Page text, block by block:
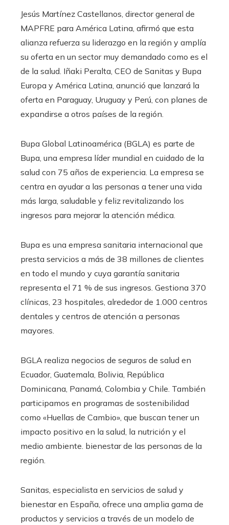
Jesús Martínez Castellanos, director general de
MAPFRE para América Latina, afirmó que esta
alianza refuerza su liderazgo en la región y amplía
su oferta en un sector muy demandado como es el
de la salud. Iñaki Peralta, CEO de Sanitas y Bupa
Europa y América Latina, anunció que lanzará la
oferta en Paraguay, Uruguay y Perú, con planes de
expandirse a otros países de la región.
Bupa Global Latinoamérica (BGLA) es parte de
Bupa, una empresa líder mundial en cuidado de la
salud con 75 años de experiencia. La empresa se
centra en ayudar a las personas a tener una vida
más larga, saludable y feliz revitalizando los
ingresos para mejorar la atención médica.
Bupa es una empresa sanitaria internacional que
presta servicios a más de 38 millones de clientes
en todo el mundo y cuya garantía sanitaria
representa el 71 % de sus ingresos. Gestiona 370
clínicas, 23 hospitales, alrededor de 1.000 centros
dentales y centros de atención a personas
mayores.
BGLA realiza negocios de seguros de salud en
Ecuador, Guatemala, Bolivia, República
Dominicana, Panamá, Colombia y Chile. También
participamos en programas de sostenibilidad
como «Huellas de Cambio», que buscan tener un
impacto positivo en la salud, la nutrición y el
medio ambiente. bienestar de las personas de la
región.
Sanitas, especialista en servicios de salud y
bienestar en España, ofrece una amplia gama de
productos y servicios a través de un modelo de